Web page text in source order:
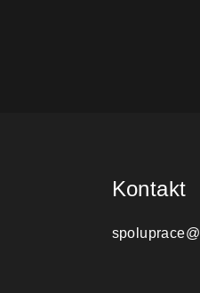
Kontakt
spoluprace@